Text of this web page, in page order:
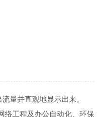
并直观地显示出来。
络工程及办公自动化、环保